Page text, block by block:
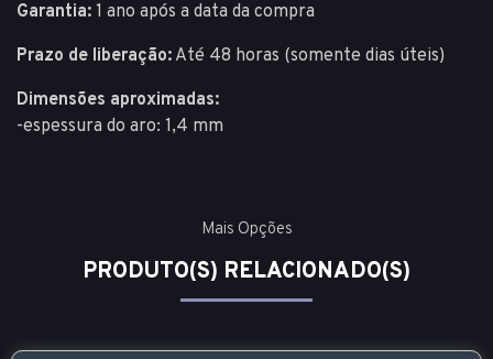
Garantia: 1 ano após a data da compra
Prazo de liberação: Até 48 horas (somente dias úteis)
Dimensões aproximadas:
-espessura do aro: 1,4 mm
Mais Opções
PRODUTO(S) RELACIONADO(S)